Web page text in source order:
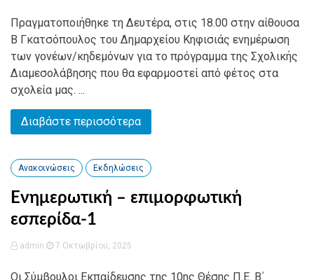
Πραγματοποιήθηκε τη Δευτέρα, στις 18.00 στην αίθουσα
Β Γκατσόπουλος του Δημαρχείου Κηφισιάς ενημέρωση
των γονέων/κηδεμόνων για το πρόγραμμα της Σχολικής
Διαμεσολάβησης που θα εφαρμοστεί από φέτος στα
σχολεία μας. ...
Διαβάστε περισσότερα
Ανακοινώσεις Εκδηλώσεις
Ενημερωτική – επιμορφωτική
εσπερίδα-1
admin 7 Οκτωβρίου, 2025
Οι Σύμβουλοι Εκπαίδευσης της 10ης Θέσης Π.Ε. Β΄